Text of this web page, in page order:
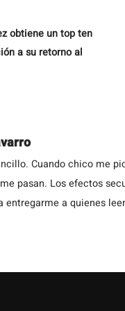
obtiene un top ten
a su retorno al
Cuando chico me
pasan. Los efectos
entregarme a quienes